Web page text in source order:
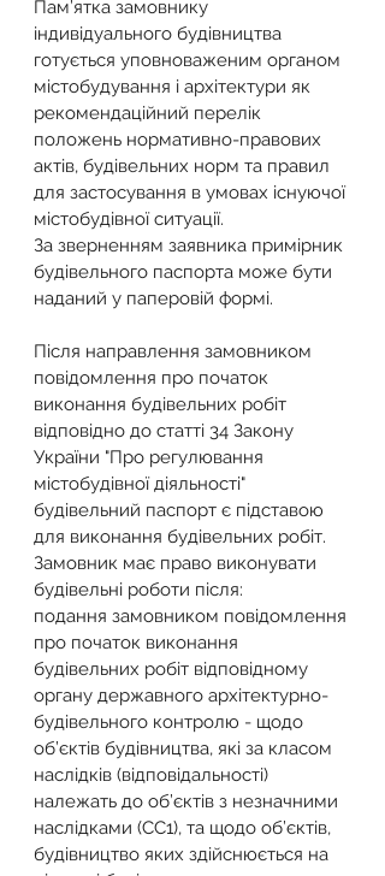
Пам’ятка замовнику
індивідуального будівництва
готується уповноваженим органом
містобудування і архітектури як
рекомендаційний перелік
положень нормативно-правових
актів, будівельних норм та правил
для застосування в умовах існуючої
містобудівної ситуації.
За зверненням заявника примірник
будівельного паспорта може бути
наданий у паперовій формі.
Після направлення замовником
повідомлення про початок
виконання будівельних робіт
відповідно до статті 34 Закону
України "Про регулювання
містобудівної діяльності"
будівельний паспорт є підставою
для виконання будівельних робіт.
Замовник має право виконувати
будівельні роботи після:
подання замовником повідомлення
про початок виконання
будівельних робіт відповідному
органу державного архітектурно-
будівельного контролю - щодо
об’єктів будівництва, які за класом
наслідків (відповідальності)
належать до об’єктів з незначними
наслідками (СС1), та щодо об’єктів,
будівництво яких здійснюється на